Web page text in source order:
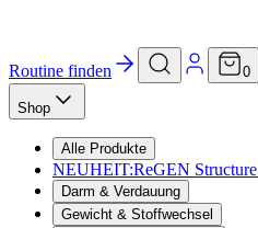
Routine finden 0
Shop
Alle Produkte
NEUHEIT:ReGEN Structure
Darm & Verdauung
Gewicht & Stoffwechsel